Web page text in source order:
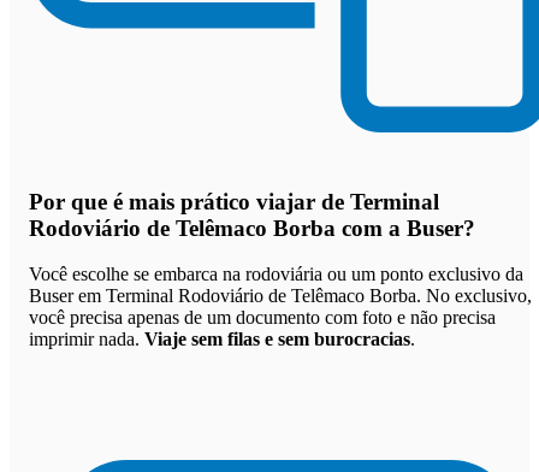
Por que é mais prático viajar de Terminal
Rodoviário de Telêmaco Borba com a Buser?
Você escolhe se embarca na rodoviária ou um ponto exclusivo da
Buser em Terminal Rodoviário de Telêmaco Borba. No exclusivo,
você precisa apenas de um documento com foto e não precisa
imprimir nada. Viaje sem filas e sem burocracias.